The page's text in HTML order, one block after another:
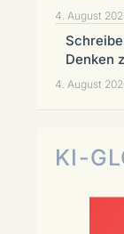
4. August
Denken
4. August
KI-